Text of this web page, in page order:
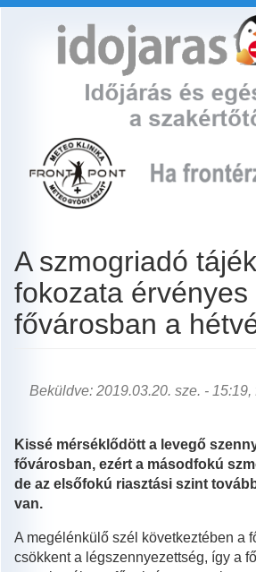
A szmogriadó
fokozata érvényes
fővárosban a
Beküldve: 2019.03.20. sze. -
Kissé mérséklődött a levegő
fővárosban, ezért a másodfokú
de az elsőfokú riasztási szint
van.
A megélénkülő szél következtében a
csökkent a légszennyezettség, így a